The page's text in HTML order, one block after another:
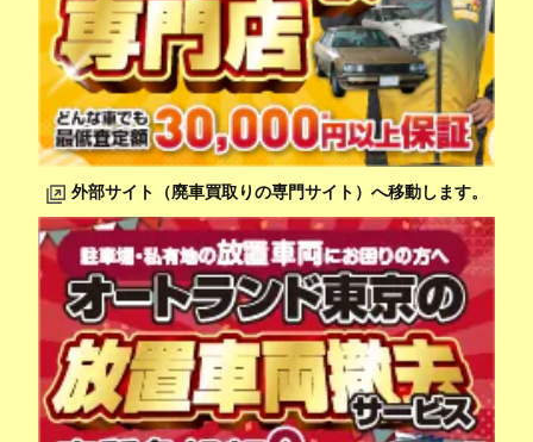
外部サイト（廃車買取りの専門サイト）へ移動します。